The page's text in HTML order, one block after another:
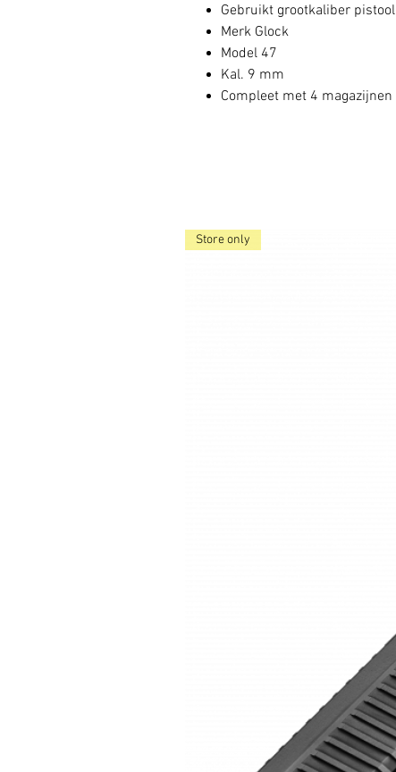
Gebruikt grootkaliber pistool
Merk Glock
Model 47
Kal. 9 mm
Compleet met 4 magazijnen
Store only